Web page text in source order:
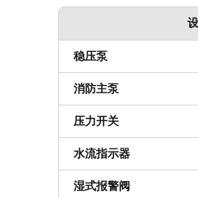
稳压泵
消防主泵
压力开关
水流指示器
湿式报警阀